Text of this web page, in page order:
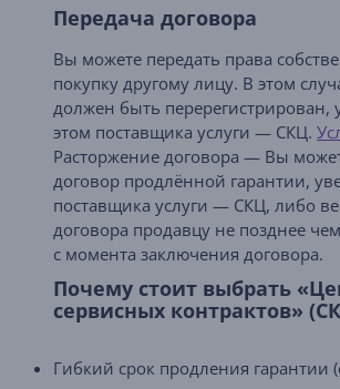
Передача договора
Вы можете передать права
покупку другому лицу. В этом
должен быть перерегистрирован,
этом поставщика услуги — СКЦ.
Расторжение договора — Вы
договор продлённой гарантии,
поставщика услуги — СКЦ, либо
договора продавцу не позднее
с момента заключения договора.
Почему стоит выбрать
сервисных контрактов»
Гибкий срок продления гарантии